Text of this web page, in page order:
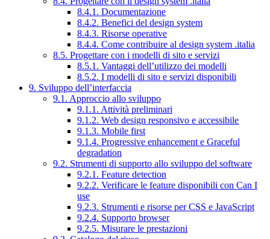
8.4.1. Documentazione
8.4.2. Benefici del design system
8.4.3. Risorse operative
8.4.4. Come contribuire al design system .italia
8.5. Progettare con i modelli di sito e servizi
8.5.1. Vantaggi dell’utilizzo dei modelli
8.5.2. I modelli di sito e servizi disponibili
9. Sviluppo dell’interfaccia
9.1. Approccio allo sviluppo
9.1.1. Attività preliminari
9.1.2. Web design responsivo e accessibile
9.1.3. Mobile first
9.1.4. Progressive enhancement e Graceful
degradation
9.2. Strumenti di supporto allo sviluppo del software
9.2.1. Feature detection
9.2.2. Verificare le feature disponibili con Can I
use
9.2.3. Strumenti e risorse per CSS e JavaScript
9.2.4. Supporto browser
9.2.5. Misurare le prestazioni